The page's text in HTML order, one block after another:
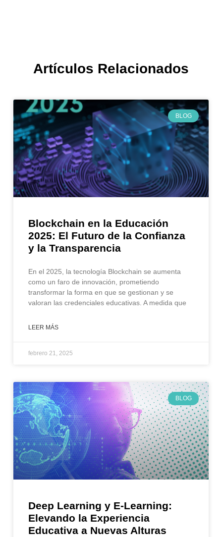
Artículos Relacionados
BLOG
Blockchain en la Educación
2025: El Futuro de la Confianza
y la Transparencia
En el 2025, la tecnología Blockchain se aumenta
como un faro de innovación, prometiendo
transformar la forma en que se gestionan y se
valoran las credenciales educativas. A medida que
LEER MÁS
febrero 21, 2025
BLOG
Deep Learning y E-Learning:
Elevando la Experiencia
Educativa a Nuevas Alturas